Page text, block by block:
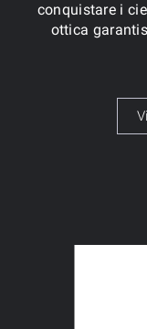
conquistare i
ottica